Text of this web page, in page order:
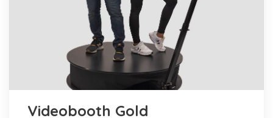
Videobooth Gold